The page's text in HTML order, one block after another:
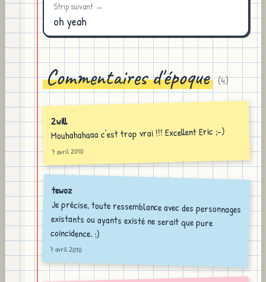
Strip suivant →
oh yeah
Commentaires d'époque (4)
2will
Mouhahahaaa c'est trop vrai !!! Excellent Eric ;-)
7 avril 2010
tewoz
Je précise, toute ressemblance avec des personnages
existants ou ayants existé ne serait que pure
coincidence. :)
7 avril 2010